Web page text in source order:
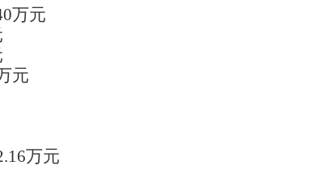
万元
元
万元